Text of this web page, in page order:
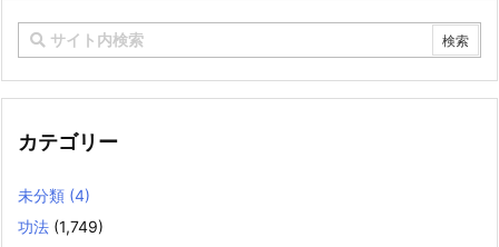
カテゴリー
未分類 (4)
功法 (1,749)